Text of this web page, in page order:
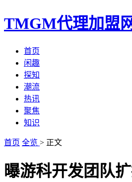
TMGM代理加盟
首页
闲趣
探知
潮流
热讯
聚焦
知识
首页 全览 > 正文
曝游科开发团队扩